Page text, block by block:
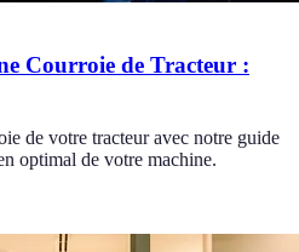
Courroie de Tracteur :
de votre tracteur avec notre guide
optimal de votre machine.